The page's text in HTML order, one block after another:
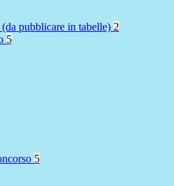
pubblicare in tabelle) 2
5
5